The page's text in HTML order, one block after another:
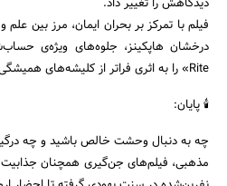
دیدگاهش را تغییر داد.
فیلم با تمرکز بر بحران ایمان، مرز بین
Rite» را به اثری فراتر از کلیشه‌های همیشگی بدل می‌کند.
🕯️ پایان:
چه به دنبال وحشت خالص باشید و چه
مذهبی، فیلم‌های جن‌گیری همچنان